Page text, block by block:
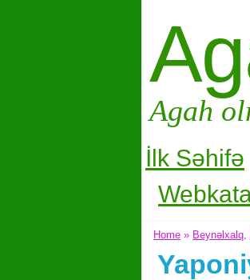
Agah
İlk Səhifə
Home » Beynəlxalq